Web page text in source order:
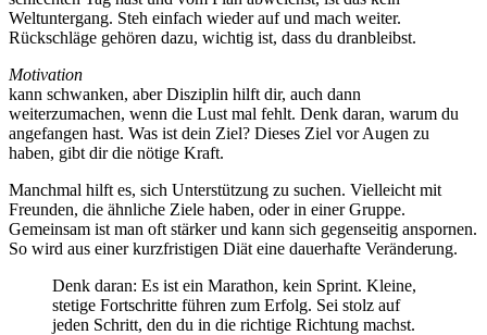
Weltuntergang. Steh einfach wieder auf und mach weiter.
Rückschläge gehören dazu, wichtig ist, dass du dranbleibst.
Motivation
kann schwanken, aber Disziplin hilft dir, auch dann
weiterzumachen, wenn die Lust mal fehlt. Denk daran, warum du
angefangen hast. Was ist dein Ziel? Dieses Ziel vor Augen zu
haben, gibt dir die nötige Kraft.
Manchmal hilft es, sich Unterstützung zu suchen. Vielleicht mit
Freunden, die ähnliche Ziele haben, oder in einer Gruppe.
Gemeinsam ist man oft stärker und kann sich gegenseitig anspornen.
So wird aus einer kurzfristigen Diät eine dauerhafte Veränderung.
Denk daran: Es ist ein Marathon, kein Sprint. Kleine,
stetige Fortschritte führen zum Erfolg. Sei stolz auf
jeden Schritt, den du in die richtige Richtung machst.